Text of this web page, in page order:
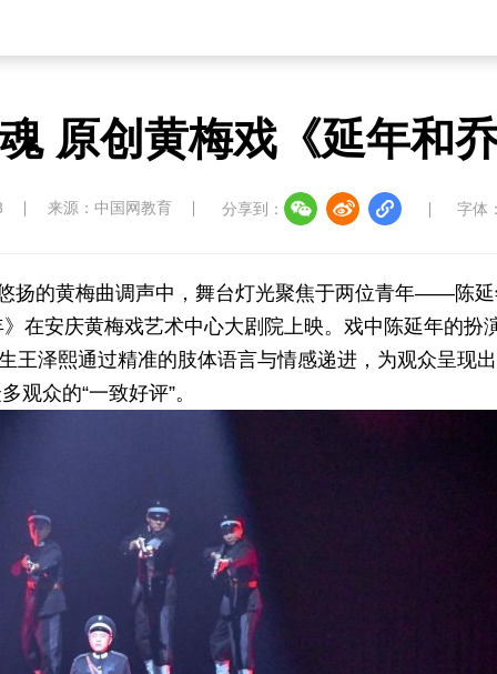
原创黄梅戏《延年和
来源：中国网教育 分享到： 字体
扬的黄梅曲调声中，舞台灯光聚焦于两位青年——陈
在安庆黄梅戏艺术中心大剧院上映。戏中陈延年的扮
王泽熙通过精准的肢体语言与情感递进，为观众呈现
观众的“一致好评”。